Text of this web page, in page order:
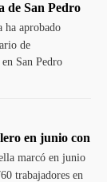
de San Pedro
ha aprobado
de
San Pedro
en junio con
marcó en junio
trabajadores en